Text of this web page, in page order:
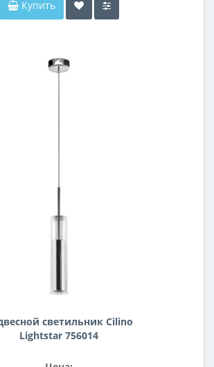
Купить
светильник Cilino
Lightstar 756014